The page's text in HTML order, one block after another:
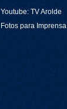
Youtube: TV Arolde
Fotos para Imprensa